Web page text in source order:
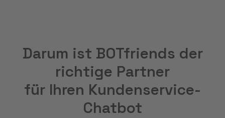
Darum ist BOTfriends der
richtige Partner
für Ihren Kundenservice-
Chatbot